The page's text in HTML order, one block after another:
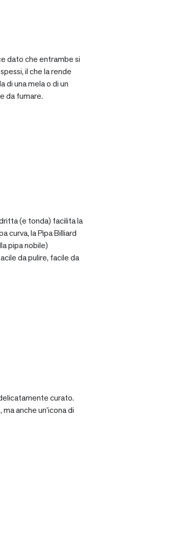
dato che entrambe si
il che la rende
di una mela o di un
da fumare.
(e tonda) facilita la
curva, la Pipa Billiard
pipa nobile)
da pulire, facile da
curato.
anche un’icona di